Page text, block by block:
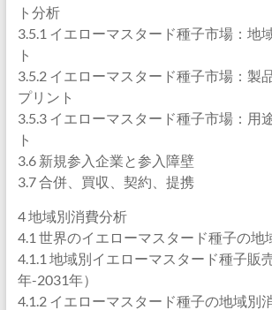
ト分析
3.5.1 イエローマスタード種子市場：地
ト
3.5.2 イエローマスタード種子市場：製
プリント
3.5.3 イエローマスタード種子市場：用
ト
3.6 新規参入企業と参入障壁
3.7 合併、買収、契約、提携
4 地域別消費分析
4.1 世界のイエローマスタード種子の地
4.1.1 地域別イエローマスタード種子販
年-2031年）
4.1.2 イエローマスタード種子の地域別